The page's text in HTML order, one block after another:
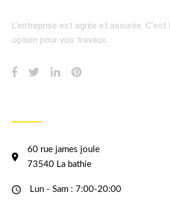
L’entreprise est agrée et assurée. C’est
option pour vos travaux.
60 rue james joule
73540 La bathie
Lun - Sam : 7:00-20:00